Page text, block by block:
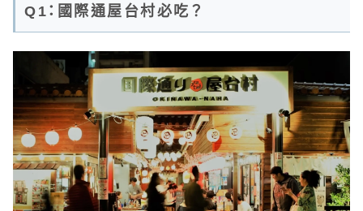
Q1：國際通屋台村必吃？